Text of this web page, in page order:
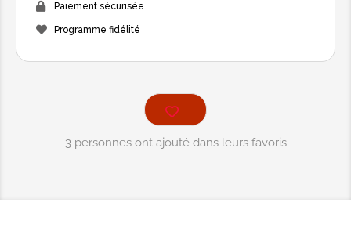
Paiement sécurisée
Programme fidélité
3 personnes ont ajouté dans leurs favoris